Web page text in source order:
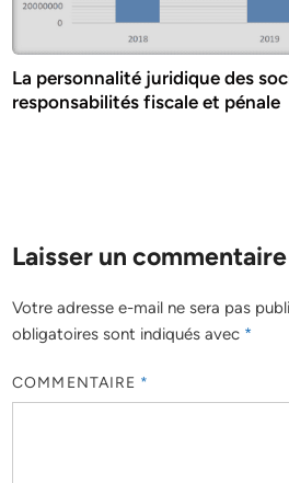
La personnalité juridique des
responsabilités fiscale et pénale
Laisser un commentaire
Votre adresse e-mail ne sera pas
obligatoires sont indiqués avec *
COMMENTAIRE *